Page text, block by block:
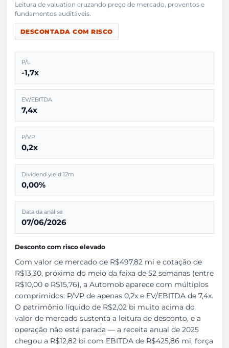
Leitura de valuation cruzando preço de mercado, proventos e
DESCONTADA COM RISCO
P/L
-1,7x
EV/EBITDA
7,4x
P/VP
0,2x
Dividend yield 12m
0,00%
Data da análise
07/06/2026
Desconto com risco elevado
Com valor de mercado de R$497,82 mi e cotação de
R$13,30, próxima do meio da faixa de 52 semanas (entre
R$10,00 e R$15,76), a Automob aparece com múltiplos
comprimidos: P/VP de apenas 0,2x e EV/EBITDA de 7,4x.
O patrimônio líquido de R$2,02 bi muito acima do
valor de mercado sustenta a leitura de desconto, e a
operação não está parada — a receita anual de 2025
chegou a R$12,82 bi com EBITDA de R$425,86 mi, força